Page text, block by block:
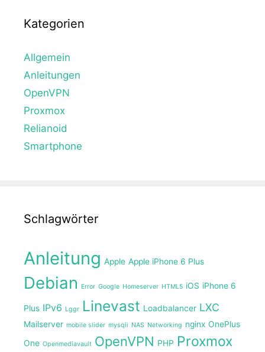
Kategorien
Allgemein
Anleitungen
OpenVPN
Proxmox
Relianoid
Smartphone
Schlagwörter
Anleitung Apple Apple iPhone 6 Plus
Debian Error Google Homeserver HTML5 iOS iPhone 6
Plus IPv6 Lggr Linevast Loadbalancer LXC
Mailserver mobile slider mysqli NAS Networking nginx OnePlus
One Openmediavault OpenVPN PHP Proxmox